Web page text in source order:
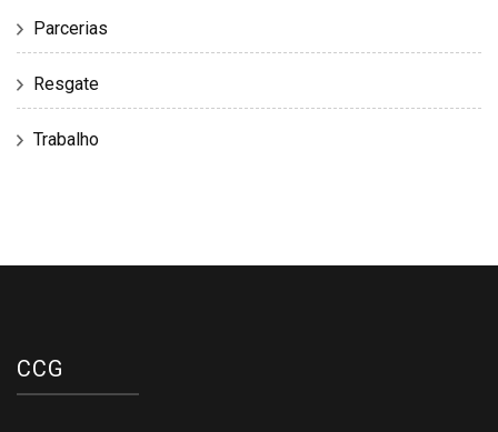
Parcerias
Resgate
Trabalho
CCG